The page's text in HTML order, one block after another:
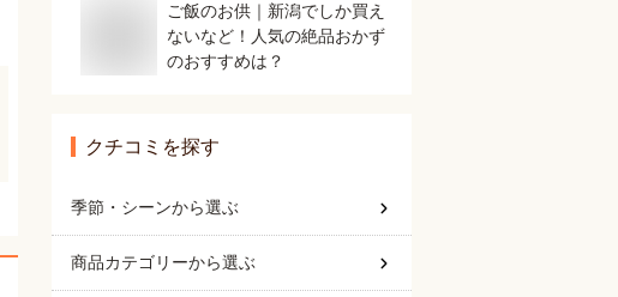
ご飯のお供｜新潟でしか買え
ないなど！人気の絶品おかず
のおすすめは？
クチコミを探す
季節・シーンから選ぶ
商品カテゴリーから選ぶ